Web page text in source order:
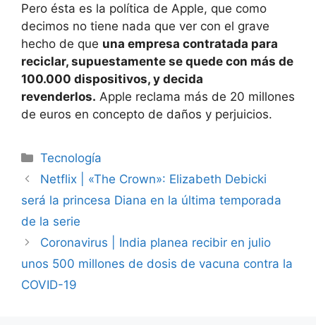
Pero ésta es la política de Apple, que como
decimos no tiene nada que ver con el grave
hecho de que una empresa contratada para
reciclar, supuestamente se quede con más de
100.000 dispositivos, y decida
revenderlos. Apple reclama más de 20 millones
de euros en concepto de daños y perjuicios.
Categorías
Tecnología
Netflix | «The Crown»: Elizabeth Debicki
será la princesa Diana en la última temporada
de la serie
Coronavirus | India planea recibir en julio
unos 500 millones de dosis de vacuna contra la
COVID-19